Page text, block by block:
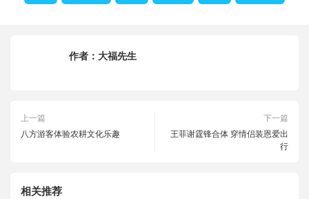
作者： 大福先生
上一篇
八方游客体验农耕文化乐趣
下一篇
王菲谢霆锋合体 穿情侣装恩爱出
行
相关推荐